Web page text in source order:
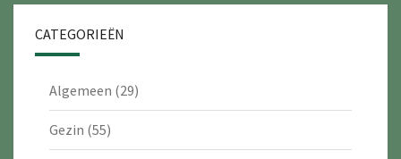
CATEGORIEËN
Algemeen (29)
Gezin (55)